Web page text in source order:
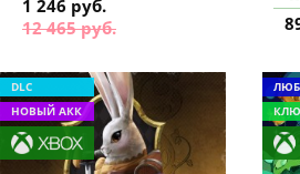
1 246 руб.
12 465 руб.
DLC
НОВЫЙ АКК